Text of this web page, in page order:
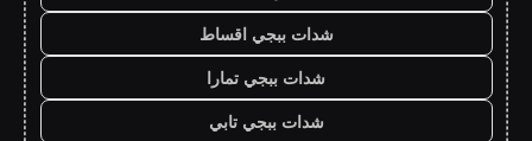
شدات ببجي اقساط
شدات ببجي تمارا
شدات ببجي تابي